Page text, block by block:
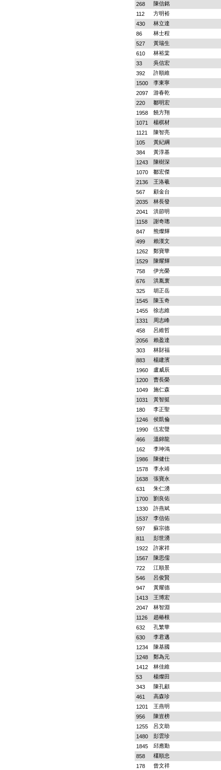
268
陳信銘
112
方明裕
430
林立達
86
林士程
527
黃瑞生
610
林裕棠
33
吳信宏
392
許順維
1500
李東寧
2097
游春乾
220
鄒明宏
1958
饒方翔
1071
楊棋材
1121
陳智亮
105
黃紀綱
384
黃淳基
1243
陳樹深
1070
鄒宏傑
2136
王洛羲
567
顧金台
2035
林長發
2041
洪節明
1158
謝奇璁
847
熊燦輝
499
賴漢文
1262
鄭寶華
1529
陳耀輝
758
伊光榮
676
洪胤寰
325
胡正岳
1545
陳玉奇
1455
徐志維
1331
周志峰
458
呂維哲
2056
賴盈達
303
林財福
883
楊建濱
1960
盧威辰
1200
曹長榮
1049
施仁森
1031
黃智挺
180
李正聖
1246
侯凱倫
1990
伍宏聲
466
溫錦龍
162
李坤鴻
1986
陳健仕
1578
李永靖
1638
張寶永
631
朱仁湧
1700
劉良佑
1330
許燕斌
1537
李信佑
597
蘇宗德
811
彭世湧
1922
許家祥
1567
陳思儒
722
江順景
546
呂俊賢
947
黃耀德
1413
王博宏
2047
林智淵
1126
趙椿根
632
孔繁華
630
李君邁
1234
陳基國
1248
鄭為元
1412
林佳維
53
楊燦田
343
陳孔顧
461
高森珍
1201
王燕明
956
陳豈榜
1255
呂文助
1480
彭雲珍
1845
邱應勤
858
欉順忠
178
曾文祥